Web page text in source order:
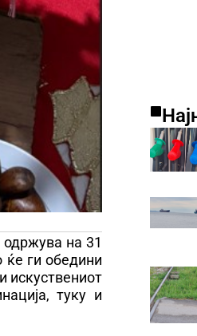
на 31
ќе ги обедини
искуствениот
туку и